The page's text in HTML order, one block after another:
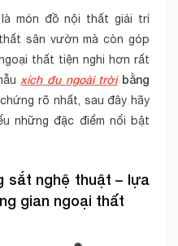
món đồ nội thất giải trí
sân vườn mà còn góp
thất tiện nghi hơn rất
xích đu ngoài trờibằng
rõ nhất, sau đây hãy
những đặc điểm nổi bật
sắt nghệ thuật – lựa
gian ngoại thất